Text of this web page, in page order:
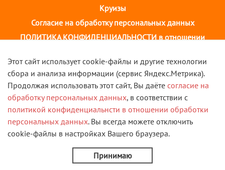
Круизы
Согласие на обработку персональных данных
ПОЛИТИКА КОНФИДЕНЦИАЛЬНОСТИ в отношении
г. Иваново, ул. 10 августа, д.43 ТОЦ "Августин"
2 этаж, тел. +7(4932) 58-14-58
VK
© 2013 - 2026 Туристическая компания "Скорость". Все
права защищены.
Этот сайт использует cookie-файлы и другие технологии
сбора и анализа информации (сервис Яндекс.Метрика).
Продолжая использовать этот сайт, Вы даёте согласие на
обработку персональных данных, в соответствии с
политикой конфиденциальнсти в отношении обработки
персональных данных. Вы всегда можете отключить
cookie-файлы в настройках Вашего браузера.
Принимаю